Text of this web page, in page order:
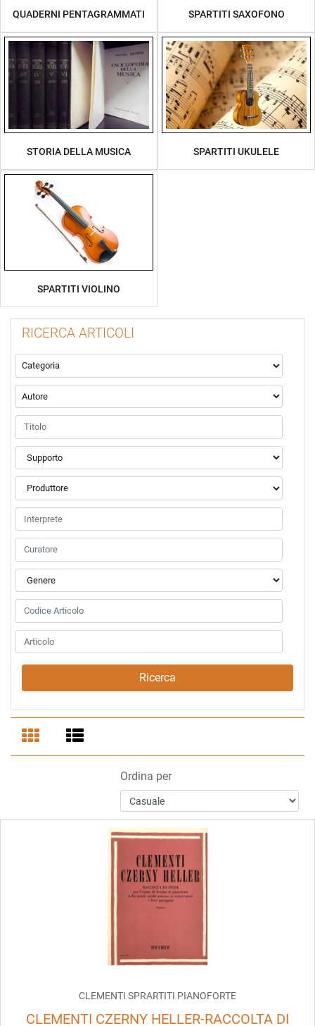
QUADERNI PENTAGRAMMATI SPARTITI SAXOFONO
STORIA DELLA MUSICA SPARTITI UKULELE
SPARTITI VIOLINO
RICERCA ARTICOLI
La modifica di un filtro aggiorna automaticamente gli altri
Ordina per
CLEMENTI SPRARTITI PIANOFORTE
CLEMENTI CZERNY HELLER-RACCOLTA DI